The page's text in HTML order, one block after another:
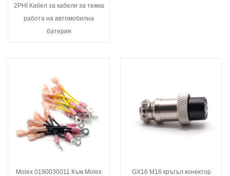
2PHI Кабел за кабели за тежка
работа на автомобилна
батерия
Molex 0190030011 Към Molex
GX16 M16 кръгъл конектор